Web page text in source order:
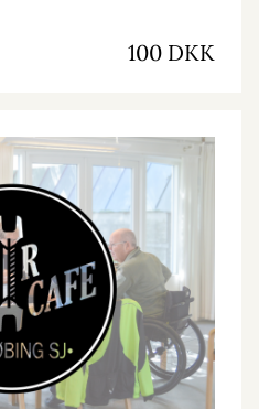
100 DKK